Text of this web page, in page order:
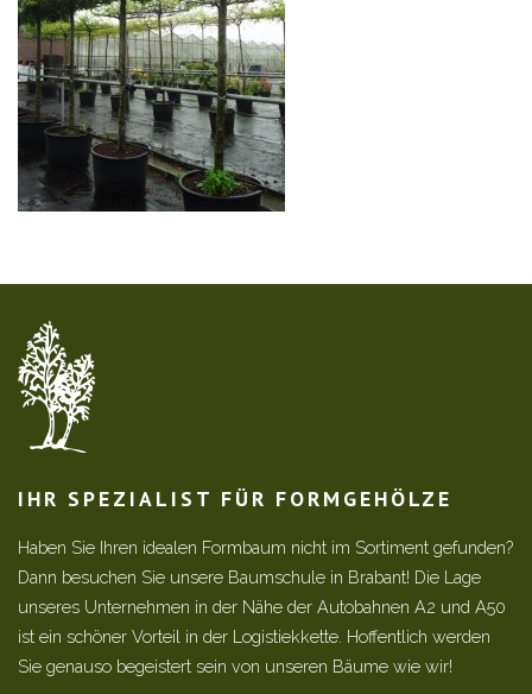
IHR SPEZIALIST FÜR FORMGEHÖLZE
Haben Sie Ihren idealen Formbaum nicht im Sortiment gefunden?
Dann besuchen Sie unsere Baumschule in Brabant! Die Lage
unseres Unternehmen in der Nähe der Autobahnen A2 und A50
ist ein schöner Vorteil in der Logistiekkette. Hoffentlich werden
Sie genauso begeistert sein von unseren Bäume wie wir!